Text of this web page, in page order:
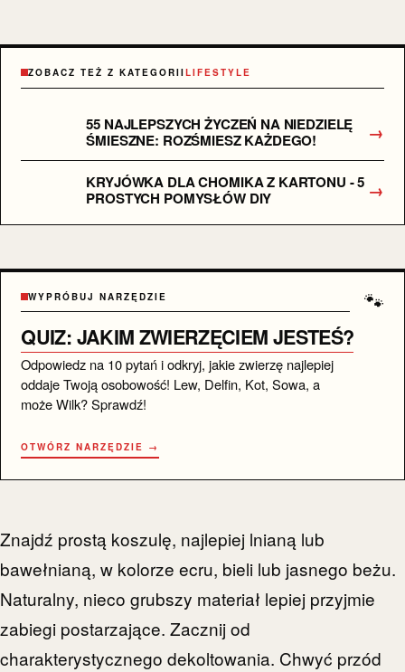
ZOBACZ TEŻ Z KATEGORIILIFESTYLE
55 NAJLEPSZYCH ŻYCZEŃ NA NIEDZIELĘ
ŚMIESZNE: ROZŚMIESZ KAŻDEGO!
→
KRYJÓWKA DLA CHOMIKA Z KARTONU - 5
PROSTYCH POMYSŁÓW DIY
→
🐾
WYPRÓBUJ NARZĘDZIE
QUIZ: JAKIM ZWIERZĘCIEM JESTEŚ?
Odpowiedz na 10 pytań i odkryj, jakie zwierzę najlepiej
oddaje Twoją osobowość! Lew, Delfin, Kot, Sowa, a
może Wilk? Sprawdź!
OTWÓRZ NARZĘDZIE →
Znajdź prostą koszulę, najlepiej lnianą lub
bawełnianą, w kolorze ecru, bieli lub jasnego beżu.
Naturalny, nieco grubszy materiał lepiej przyjmie
zabiegi postarzające. Zacznij od
charakterystycznego dekoltowania. Chwyć przód